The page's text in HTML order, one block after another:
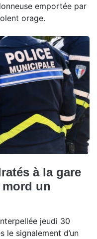
emportée par
orage.
à la gare
un
jeudi 30
le signalement d’un